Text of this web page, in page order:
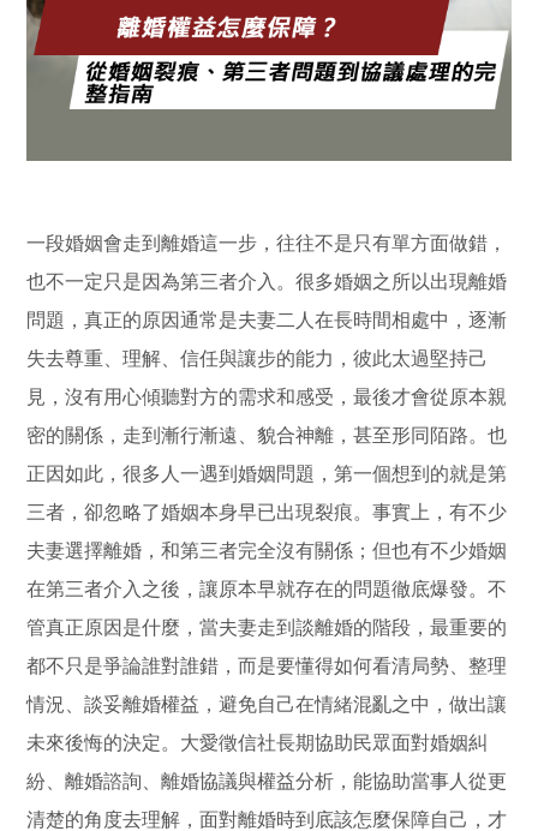
一段婚姻會走到離婚這一步，往往不是只有單方面做錯，
也不一定只是因為第三者介入。很多婚姻之所以出現離婚
問題，真正的原因通常是夫妻二人在長時間相處中，逐漸
失去尊重、理解、信任與讓步的能力，彼此太過堅持己
見，沒有用心傾聽對方的需求和感受，最後才會從原本親
密的關係，走到漸行漸遠、貌合神離，甚至形同陌路。也
正因如此，很多人一遇到婚姻問題，第一個想到的就是第
三者，卻忽略了婚姻本身早已出現裂痕。事實上，有不少
夫妻選擇離婚，和第三者完全沒有關係；但也有不少婚姻
在第三者介入之後，讓原本早就存在的問題徹底爆發。不
管真正原因是什麼，當夫妻走到談離婚的階段，最重要的
都不只是爭論誰對誰錯，而是要懂得如何看清局勢、整理
情況、談妥離婚權益，避免自己在情緒混亂之中，做出讓
未來後悔的決定。大愛徵信社長期協助民眾面對婚姻糾
紛、離婚諮詢、離婚協議與權益分析，能協助當事人從更
清楚的角度去理解，面對離婚時到底該怎麼保障自己，才